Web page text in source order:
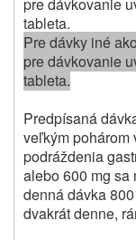
pre dávkovanie
tableta.
Pre dávky iné
pre dávkovanie
tableta.
Predpísaná
veľkým pohárom
podráždenia
alebo 600 mg sa
denná dávka
dvakrát denne,